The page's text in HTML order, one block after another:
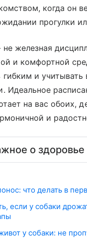
когда он
прогулки
железная
и комфортной
и учитывать
Идеальное
на вас обоих,
и
о здоровье
что делать в
если у собаки
у собаки: не